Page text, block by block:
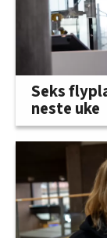
Seks
neste uke